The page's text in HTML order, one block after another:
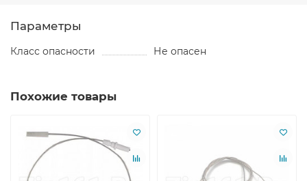
Параметры
Класс опасности Не опасен
Похожие товары